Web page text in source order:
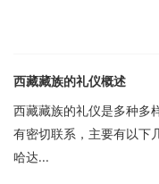
西藏藏族的礼仪概述
西藏藏族的礼仪是多种多
有密切联系，主要有以下
哈达...